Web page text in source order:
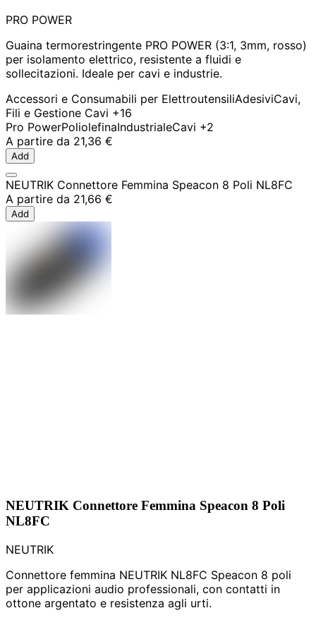
PRO POWER
Guaina termorestringente PRO POWER (3:1, 3mm, rosso)
per isolamento elettrico, resistente a fluidi e
sollecitazioni. Ideale per cavi e industrie.
Accessori e Consumabili per ElettroutensiliAdesiviCavi,
Fili e Gestione Cavi +16
Pro PowerPoliolefinaIndustrialeCavi +2
A partire da 21,36 €
Add
NEUTRIK Connettore Femmina Speacon 8 Poli NL8FC
A partire da 21,66 €
Add
NEUTRIK Connettore Femmina Speacon 8 Poli
NL8FC
NEUTRIK
Connettore femmina NEUTRIK NL8FC Speacon 8 poli
per applicazioni audio professionali, con contatti in
ottone argentato e resistenza agli urti.